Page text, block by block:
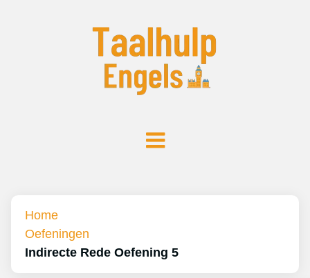
Home
Oefeningen
Indirecte Rede Oefening 5